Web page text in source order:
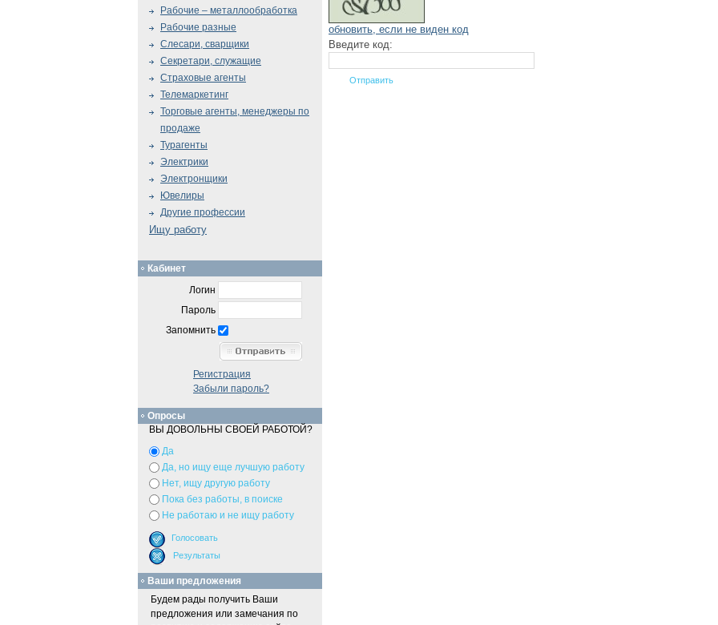
обновить, если не виден код
Введите код:
Рабочие – металлообработка
Рабочие разные
Слесари, сварщики
Секретари, служащие
Страховые агенты
Телемаркетинг
Торговые агенты, менеджеры по
продаже
Турагенты
Электрики
Электронщики
Ювелиры
Другие профессии
Ищу работу
Кабинет
Логин
Пароль
Запомнить
Регистрация
Забыли пароль?
Опросы
ВЫ ДОВОЛЬНЫ СВОЕЙ РАБОТОЙ?
Да
Да, но ищу еще лучшую работу
Нет, ищу другую работу
Пока без работы, в поиске
Не работаю и не ищу работу
Ваши предложения
Будем рады получить Ваши
предложения или замечания по